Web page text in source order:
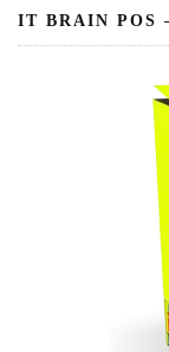
IT BRAIN POS